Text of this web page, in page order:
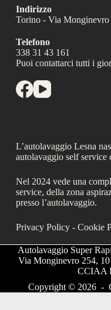
Indirizzo
Torino - Via Monginevro
Telefono
338 31 43 161
Puoi contattarci tutti i
L’autolavaggio Lesna
autolavaggio self service
Nel 2024 vede una
service, della zona
presso l’autolavaggio.
Privacy Policy- Cookie
Autolavaggio Super
Via Monginevro 254,
CCIAA
Copyright © 2026 -